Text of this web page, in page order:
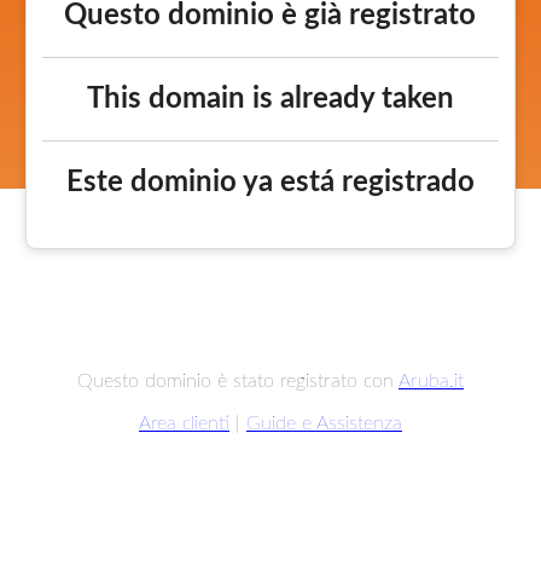
Questo dominio è già registrato
This domain is already taken
Este dominio ya está registrado
Questo dominio è stato registrato con Aruba.it
Area clienti Guide e Assistenza